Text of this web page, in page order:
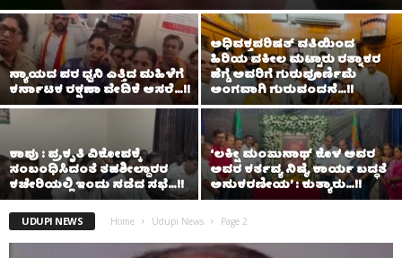
ನ್ಯಾಯದ ಪರ ಧ್ವನಿ ಎತ್ತಿದ ಮಹಿಳೆಗೆ
ಕರ್ನಾಟಕ ರಕ್ಷಣಾ ವೇದಿಕೆ ಆಸರೆ…!!
ಅಧಿವಕ್ತಪರಿಷತ್ ವತಿಯಿಂದ
ಹಿರಿಯ ವಕೀಲ ಮಟ್ಟಾರು ರತ್ನಾಕರ
ಹೆಗ್ಡೆ ಅವರಿಗೆ ಗುರುಪೂರ್ಣಿಮೆ
ಅಂಗವಾಗಿ ಗುರುವಂದನೆ…!!
ಕಾಪು : ಪ್ರಕೃತಿ ವಿಕೋಪಕ್ಕೆ
ಸಂಬಂಧಿಸಿದಂತೆ ತಹಶೀಲ್ದಾರರ
ಕಚೇರಿಯಲ್ಲಿ ಇಂದು‌ ನಡೆದ ಸಭೆ…!!
‘ಲಕ್ಷೀ ಮಂಜುನಾಥ್ ಕೊಳ ಅವರ
ಅವರ ಕರ್ತವ್ಯ ನಿಷ್ಠೆ, ಕಾರ್ಯ ಬದ್ಧತೆ
ಅನುಕರಣೀಯ’ : ಕುತ್ಯಾರು…!!
UDUPI NEWS Home Udupi News Page 2